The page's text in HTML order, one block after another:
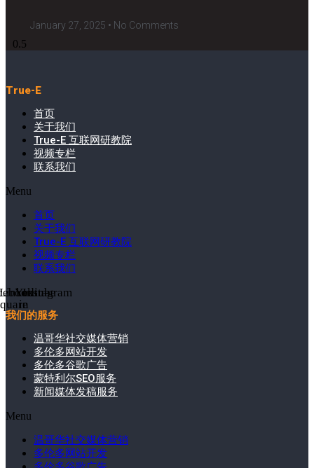
January 27, 2025 No Comments
True-E
首页
关于我们
True-E 互联网研教院
视频专栏
联系我们
Menu
首页
关于我们
True-E 互联网研教院
视频专栏
联系我们
in
Youtube
Instagram
我们的服务
温哥华社交媒体营销
多伦多网站开发
多伦多谷歌广告
蒙特利尔SEO服务
新闻媒体发稿服务
Menu
温哥华社交媒体营销
多伦多网站开发